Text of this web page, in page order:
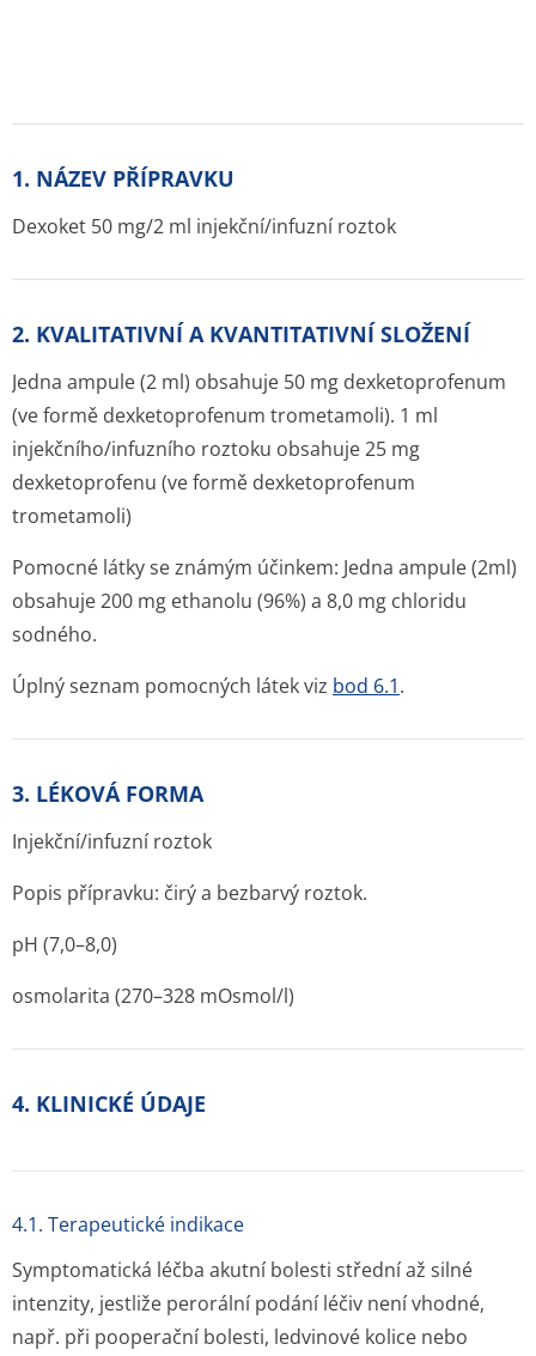
1. NÁZEV PŘÍPRAVKU
Dexoket 50 mg/2 ml injekční/infuzní roztok
2. KVALITATIVNÍ A KVANTITATIVNÍ SLOŽENÍ
Jedna ampule (2 ml) obsahuje 50 mg dexketoprofenum
(ve formě dexketoprofenum trometamoli). 1 ml
injekčního/in­fuzního roztoku obsahuje 25 mg
dexketoprofenu (ve formě dexketoprofenum
trometamoli)
Pomocné látky se známým účinkem: Jedna ampule (2ml)
obsahuje 200 mg ethanolu (96%) a 8,0 mg chloridu
sodného.
Úplný seznam pomocných látek viz bod 6.1.
3. LÉKOVÁ FORMA
Injekční/infuzní roztok
Popis přípravku: čirý a bezbarvý roztok.
pH (7,0–8,0)
osmolarita (270–328 mOsmol/l)
4. KLINICKÉ ÚDAJE
4.1. Terapeutické indikace
Symptomatická léčba akutní bolesti střední až silné
intenzity, jestliže perorální podání léčiv není vhodné,
např. při pooperační bolesti, ledvinové kolice nebo